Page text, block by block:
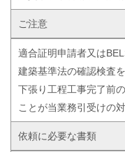
ご注意
適合証明申請者又は
建築基準法の確認検査
下張り工程工事完了前
ことが当業務引受けの
依頼に必要な書類